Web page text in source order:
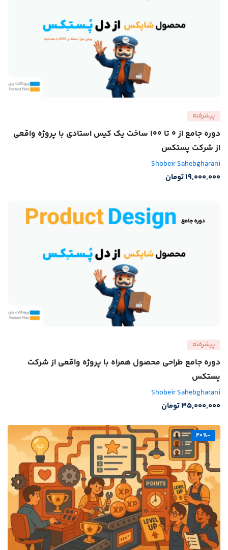
پیشرفته
دوره جامع از 0 تا 100 ساخت یک کیس استادی با پروژه واقعی
از شرکت پستکس
Shobeir Sahebgharani
19,000,000تومان
پیشرفته
دوره جامع طراحی محصول همراه با پروژه واقعی از شرکت
پستکس
Shobeir Sahebgharani
35,000,000تومان
-40%